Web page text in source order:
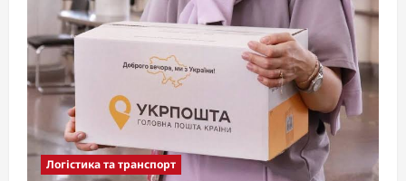
o
n
Логістика та транспорт